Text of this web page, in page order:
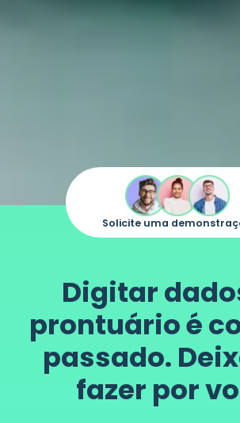
Solicite uma
Digitar
prontuário é
passado.
fazer por